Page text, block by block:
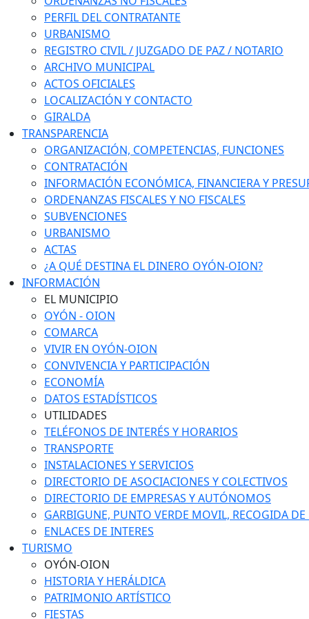
PERFIL DEL CONTRATANTE
URBANISMO
REGISTRO CIVIL / JUZGADO DE PAZ / NOTARIO
ARCHIVO MUNICIPAL
ACTOS OFICIALES
LOCALIZACIÓN Y CONTACTO
GIRALDA
TRANSPARENCIA
ORGANIZACIÓN, COMPETENCIAS, FUNCIONES
CONTRATACIÓN
INFORMACIÓN ECONÓMICA, FINANCIERA Y
ORDENANZAS FISCALES Y NO FISCALES
SUBVENCIONES
URBANISMO
ACTAS
¿A QUÉ DESTINA EL DINERO OYÓN-OION?
INFORMACIÓN
EL MUNICIPIO
OYÓN - OION
COMARCA
VIVIR EN OYÓN-OION
CONVIVENCIA Y PARTICIPACIÓN
ECONOMÍA
DATOS ESTADÍSTICOS
UTILIDADES
TELÉFONOS DE INTERÉS Y HORARIOS
TRANSPORTE
INSTALACIONES Y SERVICIOS
DIRECTORIO DE ASOCIACIONES Y COLECTIVOS
DIRECTORIO DE EMPRESAS Y AUTÓNOMOS
GARBIGUNE, PUNTO VERDE MOVIL, RECOGIDA DE
ENLACES DE INTERES
TURISMO
OYÓN-OION
HISTORIA Y HERÁLDICA
PATRIMONIO ARTÍSTICO
FIESTAS